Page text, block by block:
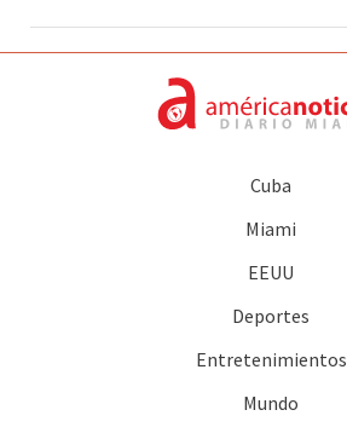
Cuba
Miami
EEUU
Deportes
Entretenimientos
Mundo